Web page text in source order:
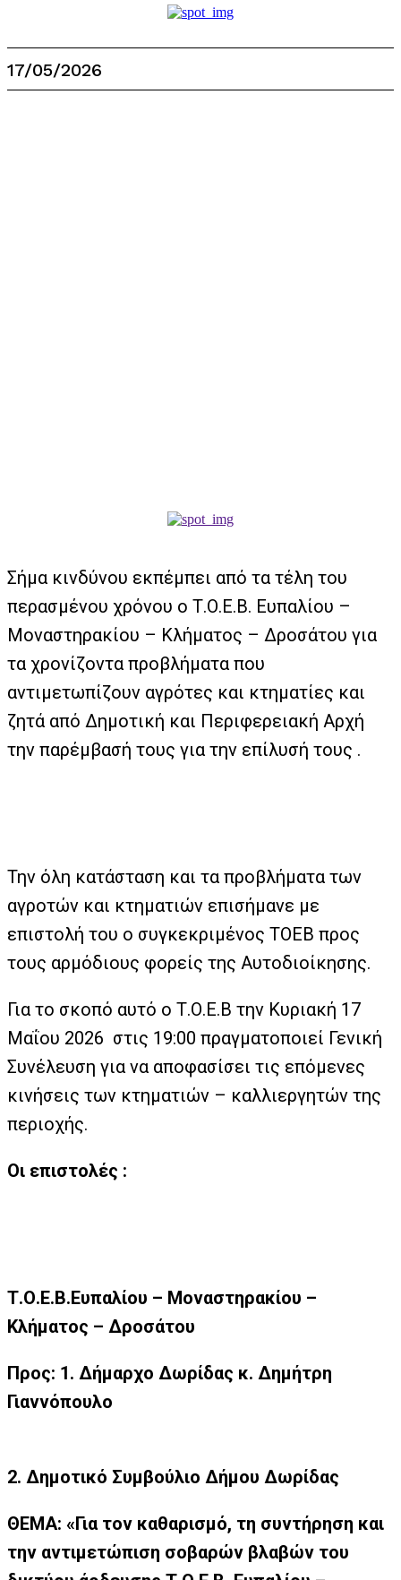
17/05/2026
Σήμα κινδύνου εκπέμπει από τα τέλη του
περασμένου χρόνου ο Τ.Ο.Ε.Β. Ευπαλίου –
Μοναστηρακίου – Κλήματος – Δροσάτου για
τα χρονίζοντα προβλήματα που
αντιμετωπίζουν αγρότες και κτηματίες και
ζητά από Δημοτική και Περιφερειακή Αρχή
την παρέμβασή τους για την επίλυσή τους .
Την όλη κατάσταση και τα προβλήματα των
αγροτών και κτηματιών επισήμανε με
επιστολή του ο συγκεκριμένος ΤΟΕΒ προς
τους αρμόδιους φορείς της Αυτοδιοίκησης.
Για το σκοπό αυτό ο Τ.Ο.Ε.Β την Κυριακή 17
Μαΐου 2026 στις 19:00 πραγματοποιεί Γενική
Συνέλευση για να αποφασίσει τις επόμενες
κινήσεις των κτηματιών – καλλιεργητών της
περιοχής.
Οι επιστολές :
Τ.Ο.Ε.Β.Ευπαλίου – Μοναστηρακίου –
Κλήματος – Δροσάτου
Προς: 1. Δήμαρχο Δωρίδας κ. Δημήτρη
Γιαννόπουλο
2. Δημοτικό Συμβούλιο Δήμου Δωρίδας
ΘΕΜΑ: «Για τον καθαρισμό, τη συντήρηση και
την αντιμετώπιση σοβαρών βλαβών του